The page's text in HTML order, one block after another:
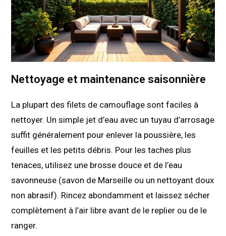
Nettoyage et maintenance saisonnière
La plupart des filets de camouflage sont faciles à
nettoyer. Un simple jet d’eau avec un tuyau d’arrosage
suffit généralement pour enlever la poussière, les
feuilles et les petits débris. Pour les taches plus
tenaces, utilisez une brosse douce et de l’eau
savonneuse (savon de Marseille ou un nettoyant doux
non abrasif). Rincez abondamment et laissez sécher
complètement à l’air libre avant de le replier ou de le
ranger.